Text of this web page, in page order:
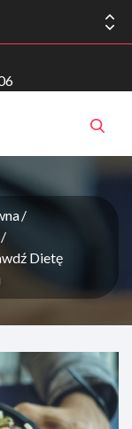
Dietę